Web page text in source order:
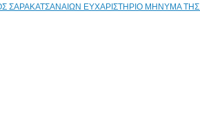
ΕΥΧΑΡΙΣΤΗΡΙΟ ΜΗΝΥΜΑ